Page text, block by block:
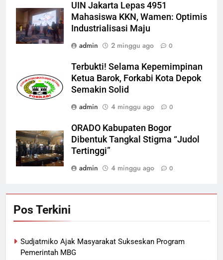
UIN Jakarta Lepas 4951
Mahasiswa KKN, Wamen: Optimis
Industrialisasi Maju
admin
2 minggu ago 0
Terbukti! Selama Kepemimpinan
Ketua Barok, Forkabi Kota Depok
Semakin Solid
admin
4 minggu ago 0
ORADO Kabupaten Bogor
Dibentuk Tangkal Stigma “Judol
Tertinggi”
admin
4 minggu ago 0
Pos Terkini
Sudjatmiko Ajak Masyarakat Sukseskan Program
Pemerintah MBG